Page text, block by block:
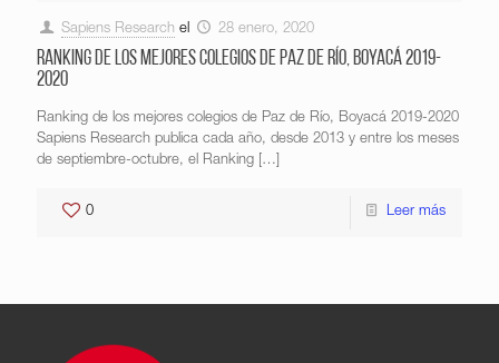
Sapiens Research el 28 enero, 2020
Ranking de los mejores colegios de Paz de Río, Boyacá 2019-
2020
Ranking de los mejores colegios de Paz de Río, Boyacá 2019-2020
Sapiens Research publica cada año, desde 2013 y entre los meses
de septiembre-octubre, el Ranking […]
0 Leer más